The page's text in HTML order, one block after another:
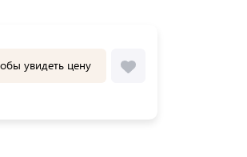
увидеть цену